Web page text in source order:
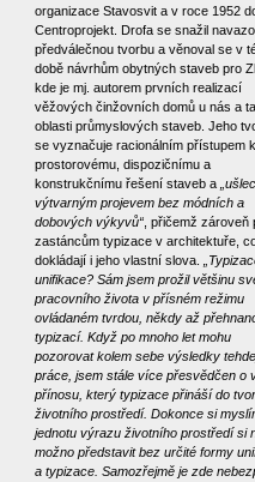
organizace Stavosvit a v roce 1952
Centroprojekt. Drofa se snažil
předválečnou tvorbu a věnoval se v
době návrhům obytných staveb pro
kde je mj. autorem prvních realizací
věžových činžovních domů u nás a
oblasti průmyslových staveb. Jeho
se vyznačuje racionálním přístupem k
prostorovému, dispozičnímu a
konstrukčnímu řešení staveb a
výtvarným projevem bez módních a
dobových výkyvů“ , přičemž zároveň
zastáncům typizace v architektuře,
dokládají i jeho vlastní slova.
unifikace? Sám jsem prožil většinu
pracovního života v přísném režimu
ovládaném tvrdou, někdy až
typizací. Když po mnoho let mohu
pozorovat kolem sebe výsledky
práce, jsem stále více přesvědčen o
přínosu, který typizace přináší do
životního prostředí. Dokonce si
jednotu výrazu životního prostředí si
možno představit bez určité formy
a typizace. Samozřejmě je zde